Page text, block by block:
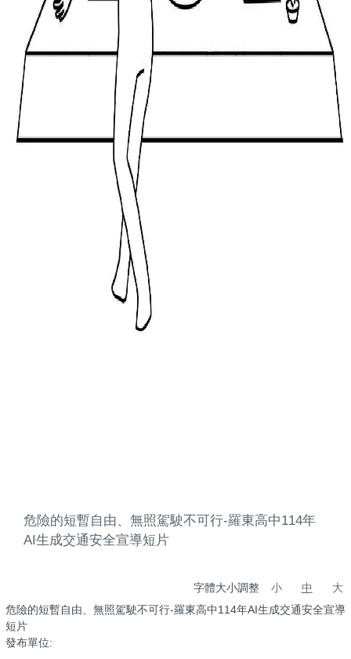
危險的短暫自由、無照駕駛不可行-羅東高中114年
AI生成交通安全宣導短片
字體大小調整 小 中
大
危險的短暫自由、無照駕駛不可行-羅東高中114年AI生成交通安全宣導
短片
發布單位: